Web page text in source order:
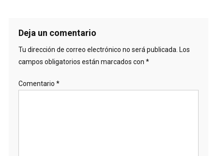
Deja un comentario
Tu dirección de correo electrónico no será publicada. Los
campos obligatorios están marcados con *
Comentario *